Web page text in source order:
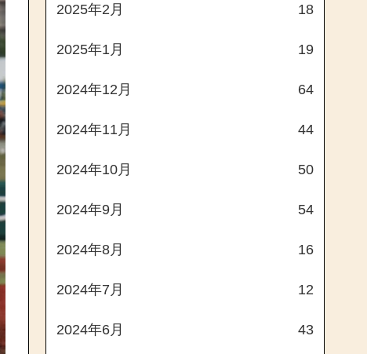
2025年2月 18
2025年1月 19
2024年12月 64
2024年11月 44
2024年10月 50
2024年9月 54
2024年8月 16
2024年7月 12
2024年6月 43